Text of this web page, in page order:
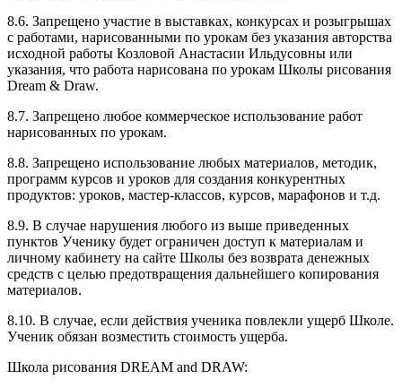
8.6. Запрещено участие в выставках, конкурсах и розыгрышах
с работами, нарисованными по урокам без указания авторства
исходной работы Козловой Анастасии Ильдусовны или
указания, что работа нарисована по урокам Школы рисования
Dream & Draw.
8.7. Запрещено любое коммерческое использование работ
нарисованных по урокам.
8.8. Запрещено использование любых материалов, методик,
программ курсов и уроков для создания конкурентных
продуктов: уроков, мастер-классов, курсов, марафонов и т.д.
8.9. В случае нарушения любого из выше приведенных
пунктов Ученику будет ограничен доступ к материалам и
личному кабинету на сайте Школы без возврата денежных
средств с целью предотвращения дальнейшего копирования
материалов.
8.10. В случае, если действия ученика повлекли ущерб Школе.
Ученик обязан возместить стоимость ущерба.
Школа рисования DREAM and DRAW: